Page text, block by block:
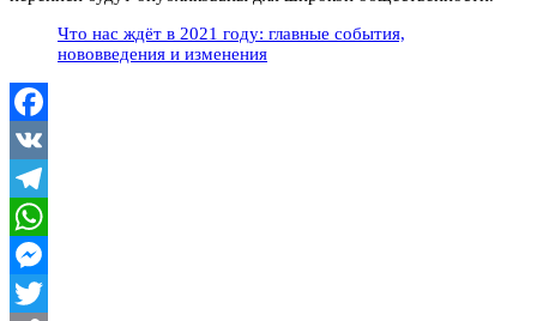
Что нас ждёт в 2021 году: главные события,
нововведения и изменения
Facebook
VK
Telegram
WhatsApp
Messenger